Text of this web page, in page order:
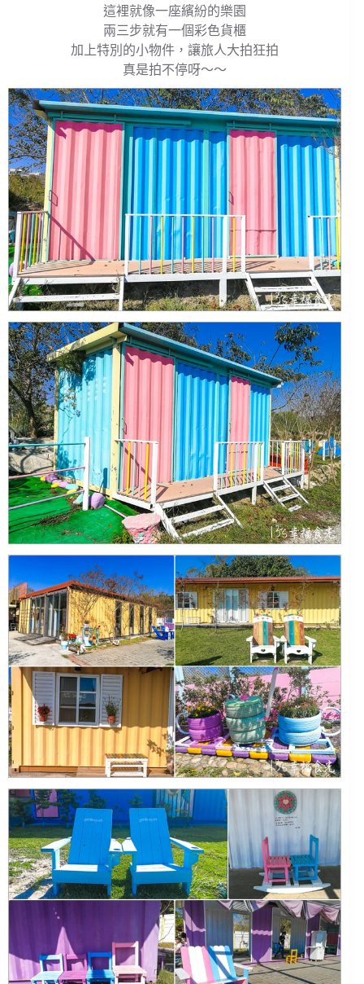
這裡就像一座繽紛的樂園
兩三步就有一個彩色貨櫃
加上特別的小物件，讓旅人大拍狂拍
真是拍不停呀～～